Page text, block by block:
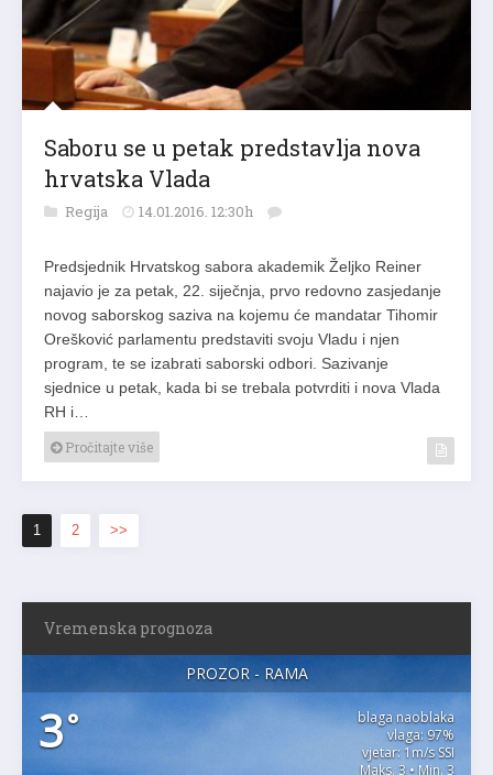
Saboru se u petak predstavlja nova
hrvatska Vlada
Regija 14.01.2016. 12:30h
Predsjednik Hrvatskog sabora akademik Željko Reiner
najavio je za petak, 22. siječnja, prvo redovno zasjedanje
novog saborskog saziva na kojemu će mandatar Tihomir
Orešković parlamentu predstaviti svoju Vladu i njen
program, te se izabrati saborski odbori. Sazivanje
sjednice u petak, kada bi se trebala potvrditi i nova Vlada
RH i…
Pročitajte više
1 2 >>
Vremenska prognoza
PROZOR - RAMA
3°
blaga naoblaka
vlaga: 97%
vjetar: 1m/s SSI
Maks. 3 • Min. 3